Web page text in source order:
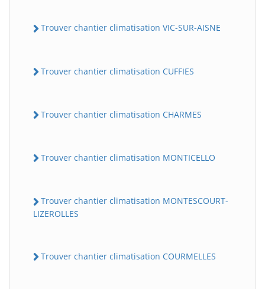
Trouver chantier climatisation VIC-SUR-AISNE
Trouver chantier climatisation CUFFIES
Trouver chantier climatisation CHARMES
Trouver chantier climatisation MONTICELLO
Trouver chantier climatisation MONTESCOURT-
LIZEROLLES
Trouver chantier climatisation COURMELLES